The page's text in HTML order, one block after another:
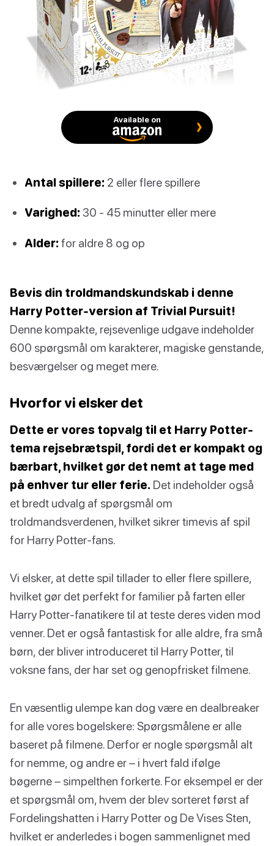
Available on
Antal spillere: 2 eller flere spillere
Varighed: 30 - 45 minutter eller mere
Alder: for aldre 8 og op
Bevis din troldmandskundskab i denne
Harry Potter-version af Trivial Pursuit!
Denne kompakte, rejsevenlige udgave indeholder
600 spørgsmål om karakterer, magiske genstande,
besværgelser og meget mere.
Hvorfor vi elsker det
Dette er vores topvalg til et Harry Potter-
tema rejsebrætspil, fordi det er kompakt og
bærbart, hvilket gør det nemt at tage med
på enhver tur eller ferie. Det indeholder også
et bredt udvalg af spørgsmål om
troldmandsverdenen, hvilket sikrer timevis af spil
for Harry Potter-fans.
Vi elsker, at dette spil tillader to eller flere spillere,
hvilket gør det perfekt for familier på farten eller
Harry Potter-fanatikere til at teste deres viden mod
venner. Det er også fantastisk for alle aldre, fra små
børn, der bliver introduceret til Harry Potter, til
voksne fans, der har set og genopfrisket filmene.
En væsentlig ulempe kan dog være en dealbreaker
for alle vores bogelskere: Spørgsmålene er alle
baseret på filmene. Derfor er nogle spørgsmål alt
for nemme, og andre er – i hvert fald ifølge
bøgerne – simpelthen forkerte. For eksempel er der
et spørgsmål om, hvem der blev sorteret først af
Fordelingshatten i Harry Potter og De Vises Sten,
hvilket er anderledes i bogen sammenlignet med